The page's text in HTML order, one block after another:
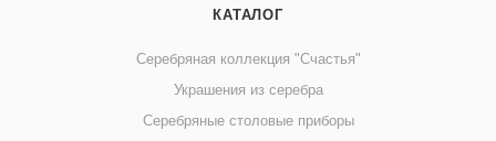
КАТАЛОГ
Серебряная коллекция "Счастья"
Украшения из серебра
Серебряные столовые приборы